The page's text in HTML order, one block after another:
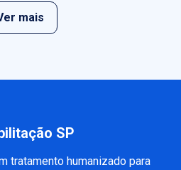
mais
SP
tratamento humanizado para